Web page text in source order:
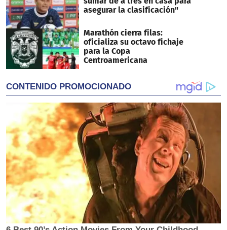
asegurar la clasificación"
Marathón cierra filas:
oficializa su octavo fichaje
para la Copa
Centroamericana